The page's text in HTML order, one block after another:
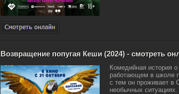
Возвращение попугая Кеши (2024) - смотреть
Комедийная история
работающем в школе
с тем он проживает в
необычных